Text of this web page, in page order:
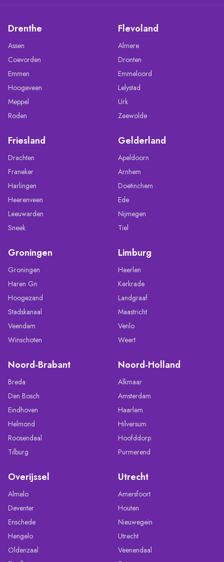
Drenthe
Assen
Coevorden
Emmen
Hoogeveen
Meppel
Roden
Flevoland
Almere
Dronten
Emmeloord
Lelystad
Urk
Zeewolde
Friesland
Drachten
Franeker
Harlingen
Heerenveen
Leeuwarden
Sneek
Gelderland
Apeldoorn
Arnhem
Doetinchem
Ede
Nijmegen
Tiel
Groningen
Groningen
Haren Gn
Hoogezand
Stadskanaal
Veendam
Winschoten
Limburg
Heerlen
Kerkrade
Landgraaf
Maastricht
Venlo
Weert
Noord-Brabant
Breda
Den Bosch
Eindhoven
Helmond
Roosendaal
Tilburg
Noord-Holland
Alkmaar
Amsterdam
Haarlem
Hilversum
Hoofddorp
Purmerend
Overijssel
Almelo
Deventer
Enschede
Hengelo
Oldenzaal
Utrecht
Amersfoort
Houten
Nieuwegein
Utrecht
Veenendaal